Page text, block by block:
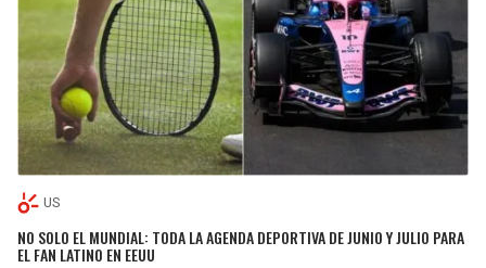
US
NO SOLO EL MUNDIAL: TODA LA AGENDA DEPORTIVA DE JUNIO Y JULIO PARA
EL FAN LATINO EN EEUU